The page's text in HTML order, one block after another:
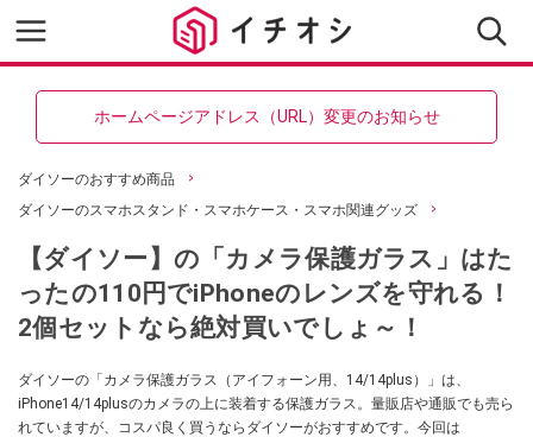
ホームページアドレス（URL）変更のお知らせ
ダイソーのおすすめ商品
ダイソーのスマホスタンド・スマホケース・スマホ関連グッズ
【ダイソー】の「カメラ保護ガラス」はた
ったの110円でiPhoneのレンズを守れる！
2個セットなら絶対買いでしょ～！
ダイソーの「カメラ保護ガラス（アイフォーン用、14/14plus）」は、
iPhone14/14plusのカメラの上に装着する保護ガラス。量販店や通販でも売ら
れていますが、コスパ良く買うならダイソーがおすすめです。今回は